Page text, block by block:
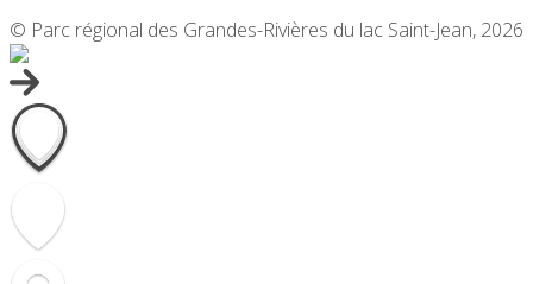
© Parc régional des Grandes-Rivières du lac Saint-Jean, 2026